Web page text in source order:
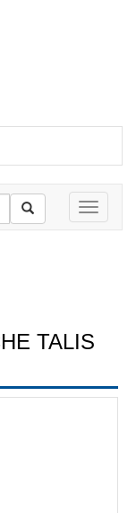
Toggle
TALIS